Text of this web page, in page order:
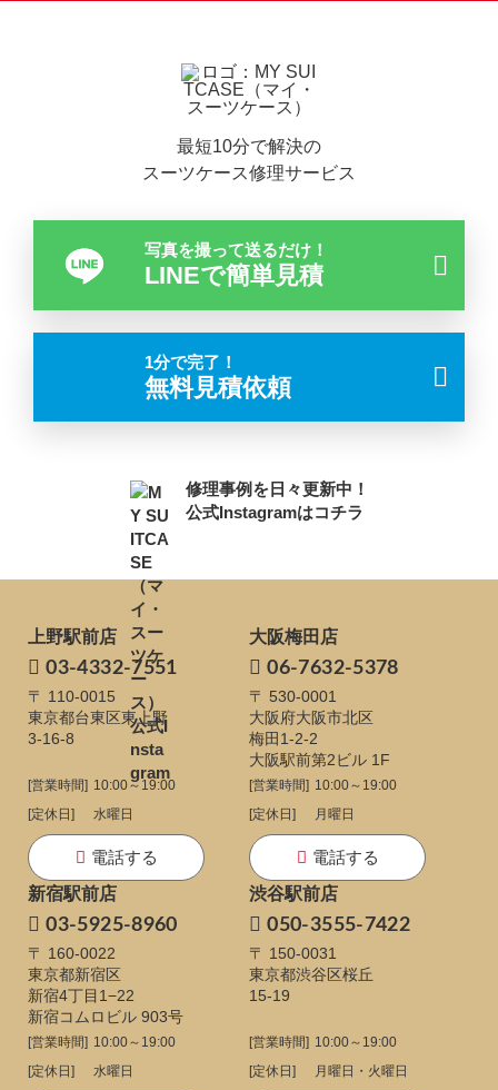
最短10分で解決の
スーツケース修理サービス
写真を撮って送るだけ！
LINEで簡単見積
1分で完了！
無料見積依頼
修理事例を日々更新中！
公式Instagramはコチラ
上野駅前店
03-4332-7551
〒 110-0015
東京都台東区東上野
3-16-8
[営業時間] 10:00～19:00
[定休日]
水曜日
電話する
大阪梅田店
06-7632-5378
〒 530-0001
大阪府大阪市北区
梅田1-2-2
大阪駅前第2ビル 1F
[営業時間] 10:00～19:00
[定休日]
月曜日
電話する
新宿駅前店
03-5925-8960
〒 160-0022
東京都新宿区
新宿4丁目1−22
新宿コムロビル 903号
[営業時間] 10:00～19:00
[定休日]
水曜日
渋谷駅前店
050-3555-7422
〒 150-0031
東京都渋谷区桜丘
15-19
[営業時間] 10:00～19:00
[定休日]
月曜日・火曜日